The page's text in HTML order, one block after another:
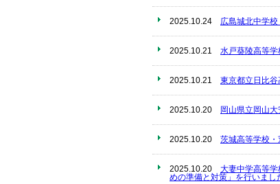
2025.10.24 広島城北中学
2025.10.21 水戸葵陵高等学
2025.10.21 東京都立日比谷
2025.10.20 岡山県立岡山
2025.10.20 茨城高等学校・
2025.10.20 大妻中学高等
めの準備と対策」を行いまし